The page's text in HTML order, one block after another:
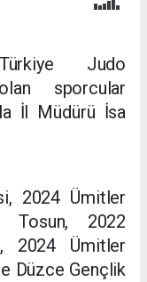
Judo
sporcular
İl Müdürü İsa
2024 Ümitler
Tosun, 2022
2024 Ümitler
Düzce Gençlik